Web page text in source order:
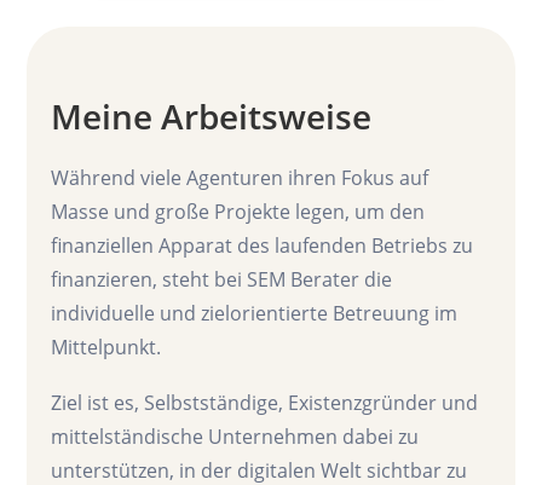
Meine Arbeitsweise
Während viele Agenturen ihren Fokus auf
Masse und große Projekte legen, um den
finanziellen Apparat des laufenden Betriebs zu
finanzieren, steht bei SEM Berater die
individuelle und zielorientierte Betreuung im
Mittelpunkt.
Ziel ist es, Selbstständige, Existenzgründer und
mittelständische Unternehmen dabei zu
unterstützen, in der digitalen Welt sichtbar zu